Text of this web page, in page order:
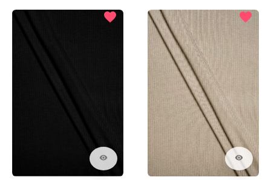
visibility
favorite
visibility
favorite